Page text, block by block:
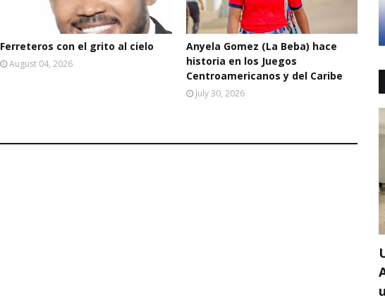
Ferreteros con el grito al cielo
August 04, 2026
Anyela Gomez (La Beba) hace
historia en los Juegos
Centroamericanos y del Caribe
July 30, 2026